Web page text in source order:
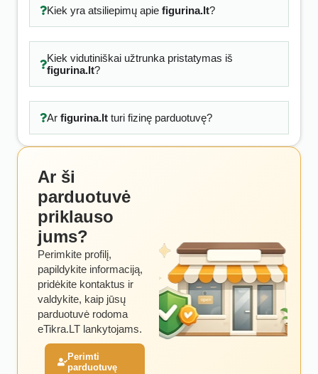
Kiek yra atsiliepimų apie figurina.lt?
Kiek vidutiniškai užtrunka pristatymas iš
figurina.lt?
Ar figurina.ltturi fizinę parduotuvę?
Ar ši
parduotuvė
priklauso
jums?
Perimkite profilį,
papildykite informaciją,
pridėkite kontaktus ir
valdykite, kaip jūsų
parduotuvė rodoma
eTikra.LT lankytojams.
Perimti
parduotuvę